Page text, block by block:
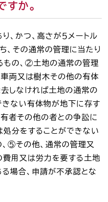
すか。
、かつ、高さが５メートル
、その通常の管理に当たり
もの、②土地の通常の管理
両又は樹木その他の有体
しなければ土地の通常の
ない有体物が地下に存す
者その他の者との争訟に
分をすることができない
⑤その他、通常の管理又
用又は労力を要する土地
場合、申請が不承認とな